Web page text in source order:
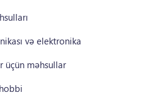
və elektronika
üçün məhsullar